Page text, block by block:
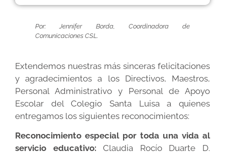
Por: Jennifer Borda, Coordinadora de
Comunicaciones CSL.
Extendemos nuestras más sinceras felicitaciones
y agradecimientos a los Directivos, Maestros,
Personal Administrativo y Personal de Apoyo
Escolar del Colegio Santa Luisa a quienes
entregamos los siguientes reconocimientos:
Reconocimiento especial por toda una vida al
servicio educativo: Claudia Rocío Duarte D.